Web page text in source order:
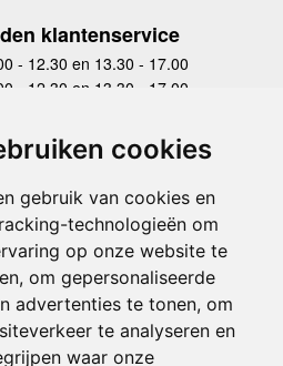
cookies
gebruik van cookies en
technologieën om
op onze website te
om gepersonaliseerde
advertenties te tonen, om
te analyseren en
waar onze
klantenservice
- 12.30 en 13.30 - 17.00
- 12.30 en 13.30 - 17.00
- 12.30 en 13.30 - 17.00
- 12.30 en 13.30 - 17.00
gesloten
gesloten